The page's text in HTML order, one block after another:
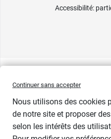
Accessibilité:
Continuer sans accepter
Nous utilisons des cookies
de notre site et proposer
selon les intérêts des